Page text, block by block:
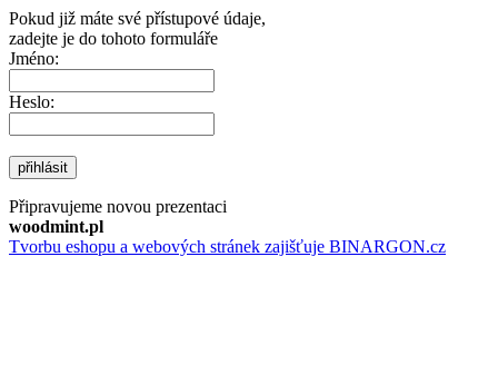
Pokud již máte své přístupové údaje,
zadejte je do tohoto formuláře
Jméno:
Heslo:
přihlásit
Připravujeme novou prezentaci
woodmint.pl
Tvorbu eshopu a webových stránek zajišťuje BINARGON.cz